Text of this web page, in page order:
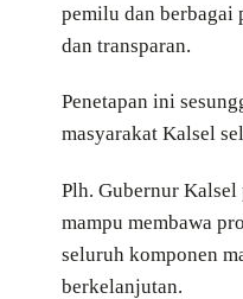
pemilu dan berbagai
dan transparan.
Penetapan ini
masyarakat Kalsel
Plh. Gubernur Kalsel
mampu membawa
seluruh komponen
berkelanjutan.